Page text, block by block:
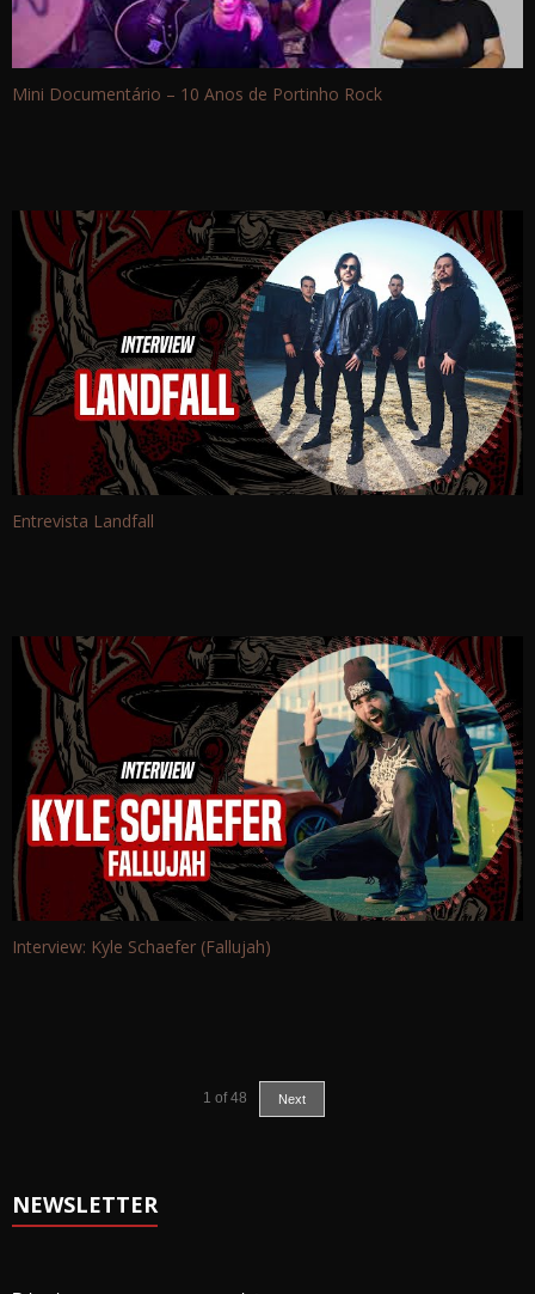
Mini Documentário – 10 Anos de Portinho Rock
Entrevista Landfall
Interview: Kyle Schaefer (Fallujah)
1 of 48 Next
NEWSLETTER